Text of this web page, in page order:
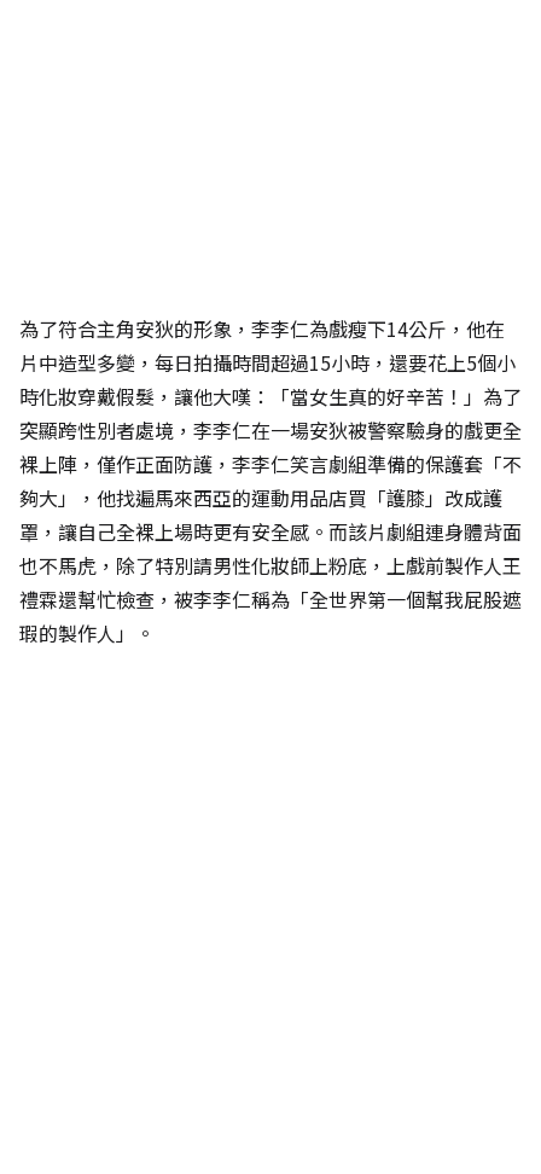
為了符合主角安狄的形象，李李仁為戲瘦下14公斤，他在
片中造型多變，每日拍攝時間超過15小時，還要花上5個小
時化妝穿戴假髮，讓他大嘆：「當女生真的好辛苦！」為了
突顯跨性別者處境，李李仁在一場安狄被警察驗身的戲更全
裸上陣，僅作正面防護，李李仁笑言劇組準備的保護套「不
夠大」，他找遍馬來西亞的運動用品店買「護膝」改成護
罩，讓自己全裸上場時更有安全感。而該片劇組連身體背面
也不馬虎，除了特別請男性化妝師上粉底，上戲前製作人王
禮霖還幫忙檢查，被李李仁稱為「全世界第一個幫我屁股遮
瑕的製作人」。